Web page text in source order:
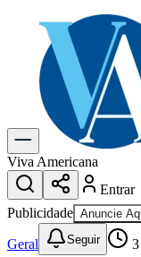
Explore Tudo
Últimas Notícias
Previsão do
Dia a Dia & Lazer
Gastronomia
Cinema & Shows
Para Sua Empresa
Anuncie no Portal
Cadastrar
Divulgar Vagas
Publicidade
Viva Americana
Entrar
Publicidade Anuncie
Geral Seguir 3